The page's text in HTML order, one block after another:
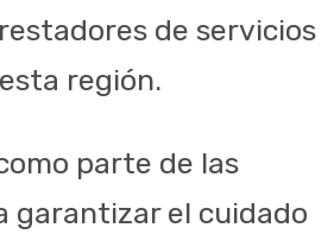
de servicios
región.
parte de las
garantizar el cuidado